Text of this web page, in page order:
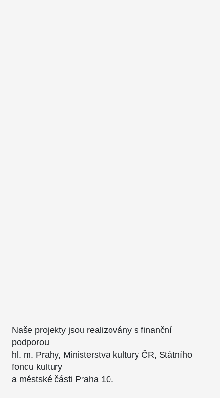
Naše projekty jsou realizovány s finanční
podporou
hl. m. Prahy, Ministerstva kultury ČR, Státního
fondu kultury
a městské části Praha 10.